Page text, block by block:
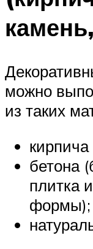
можно
из таких
кирпича
бетона
плитка
формы);